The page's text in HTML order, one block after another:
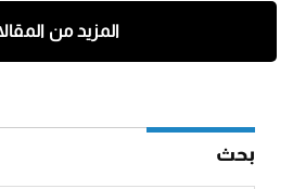
المزيد من
بحث